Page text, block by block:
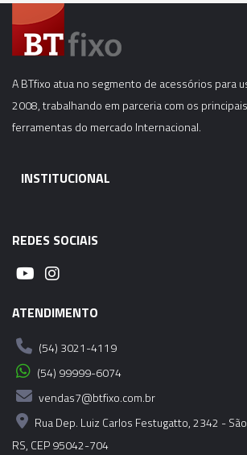
A BTfixo atua no segmento de acessórios para
2008, trabalhando em parceria com os
ferramentas do mercado Internacional.
INSTITUCIONAL
REDES SOCIAIS
ATENDIMENTO
(54) 3021-4119
(54) 99999-6074
vendas7@btfixo.com.br
Rua Dep. Luiz Carlos Festugatto, 2342 -
RS, CEP 95042-704